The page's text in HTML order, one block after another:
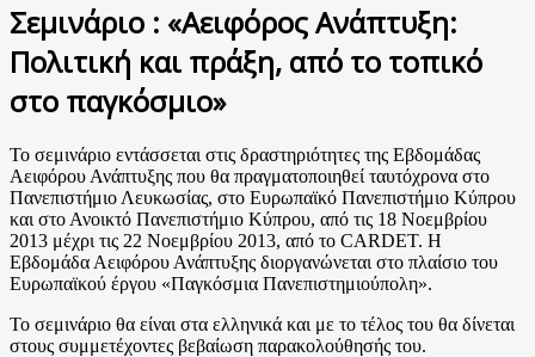
Σεμινάριο : «Αειφόρος Ανάπτυξη:
Πολιτική και πράξη, από το τοπικό
στο παγκόσμιο»
Το σεμινάριο εντάσσεται στις δραστηριότητες της Εβδομάδας
Αειφόρου Ανάπτυξης που θα πραγματοποιηθεί ταυτόχρονα στο
Πανεπιστήμιο Λευκωσίας, στο Ευρωπαϊκό Πανεπιστήμιο Κύπρου
και στο Ανοικτό Πανεπιστήμιο Κύπρου, από τις 18 Νοεμβρίου
2013 μέχρι τις 22 Νοεμβρίου 2013, από το CARDET. Η
Εβδομάδα Αειφόρου Ανάπτυξης διοργανώνεται στο πλαίσιο του
Ευρωπαϊκού έργου «Παγκόσμια Πανεπιστημιούπολη».
Το σεμινάριο θα είναι στα ελληνικά και με το τέλος του θα δίνεται
στους συμμετέχοντες βεβαίωση παρακολούθησής του.